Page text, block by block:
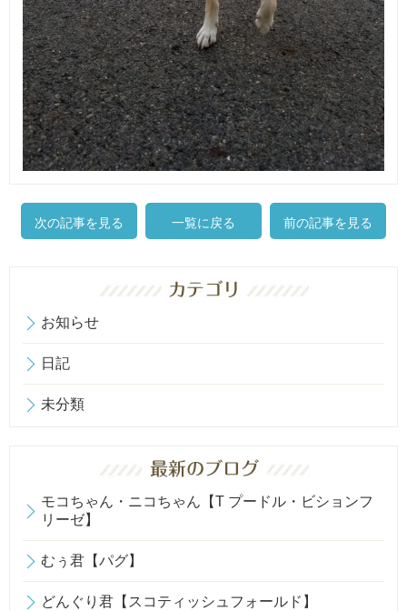
次の記事を見る 一覧に戻る 前の記事を見る
お知らせ
日記
未分類
モコちゃん・ニコちゃん【T プードル・ビションフ
リーゼ】
むぅ君【パグ】
どんぐり君【スコティッシュフォールド】